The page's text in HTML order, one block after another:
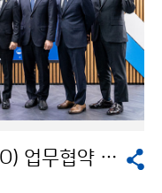
기상청-한국야구위원회(KBO) 업무협약 체결